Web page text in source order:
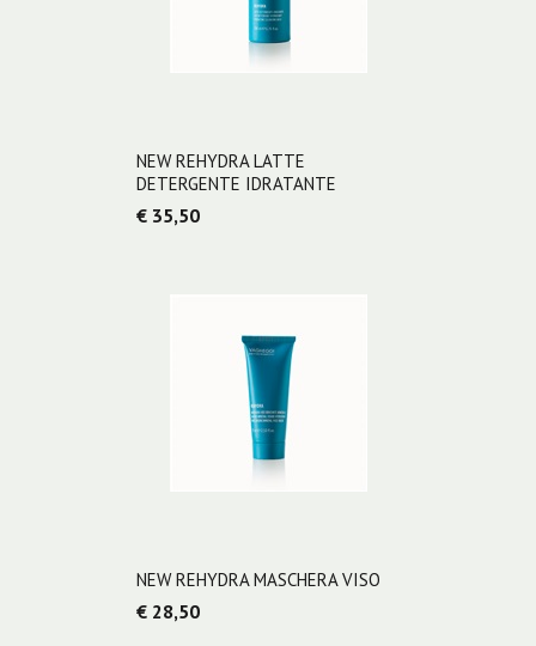
NEW REHYDRA LATTE
DETERGENTE IDRATANTE
€ 35,50
NEW REHYDRA MASCHERA VISO
€ 28,50